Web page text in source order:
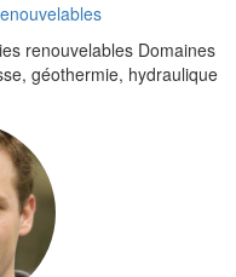
renouvelables Domaines
géothermie, hydraulique